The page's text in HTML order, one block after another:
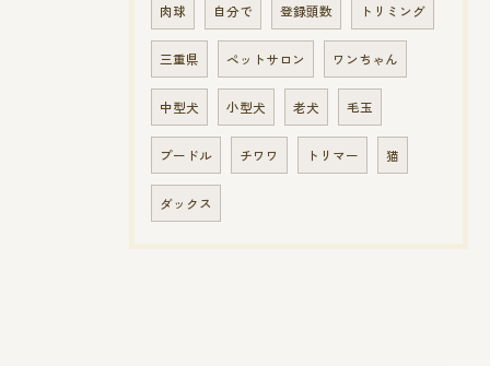
肉球 自分で 登録頭数 トリミング
三重県 ペットサロン ワンちゃん
中型犬 小型犬 老犬 毛玉
プードル チワワ トリマー 猫
ダックス